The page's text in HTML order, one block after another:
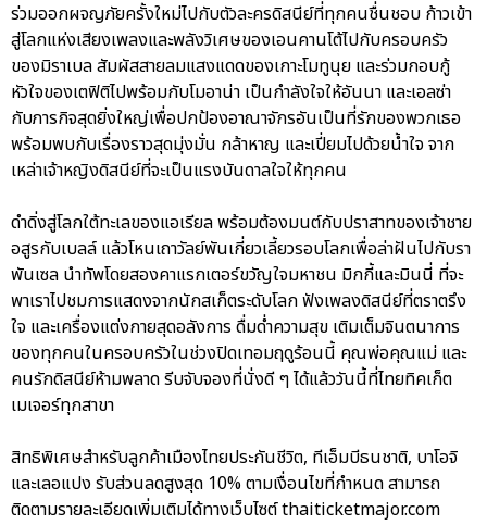
ร่วมออกผจญภัยครั้งใหม่ไปกับตัวละครดิสนีย์ที่ทุกคนชื่นชอบ ก้าวเข้า
สู่โลกแห่งเสียงเพลงและพลังวิเศษของเอนคานโต้ไปกับครอบครัว
ของมิราเบล สัมผัสสายลมแสงแดดของเกาะโมทูนุย และร่วมกอบกู้
หัวใจของเตฟิติไปพร้อมกับโมอาน่า เป็นกำลังใจให้อันนา และเอลซ่า
กับภารกิจสุดยิ่งใหญ่เพื่อปกป้องอาณาจักรอันเป็นที่รักของพวกเธอ
พร้อมพบกับเรื่องราวสุดมุ่งมั่น กล้าหาญ และเปี่ยมไปด้วยน้ำใจ จาก
เหล่าเจ้าหญิงดิสนีย์ที่จะเป็นแรงบันดาลใจให้ทุกคน
ดำดิ่งสู่โลกใต้ทะเลของแอเรียล พร้อมต้องมนต์กับปราสาทของเจ้าชาย
อสูรกับเบลล์ แล้วโหนเถาวัลย์พันเกี่ยวเลี้ยวรอบโลกเพื่อล่าฝันไปกับรา
พันเซล นำทัพโดยสองคาแรกเตอร์ขวัญใจมหาชน มิกกี้และมินนี่ ที่จะ
พาเราไปชมการแสดงจากนักสเก็ตระดับโลก ฟังเพลงดิสนีย์ที่ตราตรึง
ใจ และเครื่องแต่งกายสุดอลังการ ดื่มด่ำความสุข เติมเต็มจินตนาการ
ของทุกคนในครอบครัวในช่วงปิดเทอมฤดูร้อนนี้ คุณพ่อคุณแม่ และ
คนรักดิสนีย์ห้ามพลาด รีบจับจองที่นั่งดี ๆ ได้แล้ววันนี้ที่ไทยทิคเก็ต
เมเจอร์ทุกสาขา
สิทธิพิเศษสำหรับลูกค้าเมืองไทยประกันชีวิต, ทีเอ็มบีธนชาติ, บาโอจิ
และเลอแปง รับส่วนลดสูงสุด 10% ตามเงื่อนไขที่กำหนด สามารถ
ติดตามรายละเอียดเพิ่มเติมได้ทางเว็บไซต์ thaiticketmajor.com